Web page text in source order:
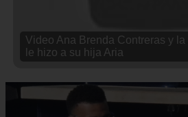
Video Ana Brenda Contreras y
le hizo a su hija Aria